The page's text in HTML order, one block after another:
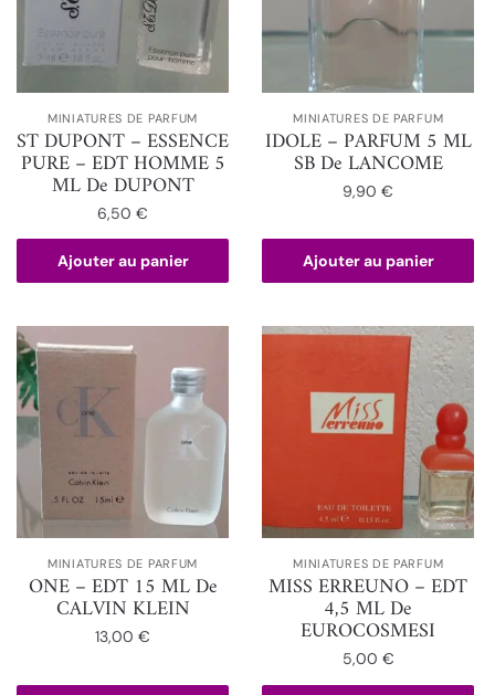
MINIATURES DE PARFUM
ST DUPONT – ESSENCE
PURE – EDT HOMME 5
ML De DUPONT
6,50€
Ajouter au panier
MINIATURES DE PARFUM
IDOLE – PARFUM 5 ML
SB De LANCOME
9,90€
Ajouter au panier
MINIATURES DE PARFUM
ONE – EDT 15 ML De
CALVIN KLEIN
13,00€
MINIATURES DE PARFUM
MISS ERREUNO – EDT
4,5 ML De
EUROCOSMESI
5,00 €